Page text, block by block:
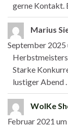
gerne Kontakt.
Marius
September 2025
Starke
lustiger Abend
WolKe
Februar 2021 um